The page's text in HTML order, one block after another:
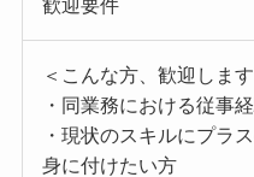
歓迎要件
＜こんな方、歓迎しま
・同業務における従事
・現状のスキルにプラ
身に付けたい方